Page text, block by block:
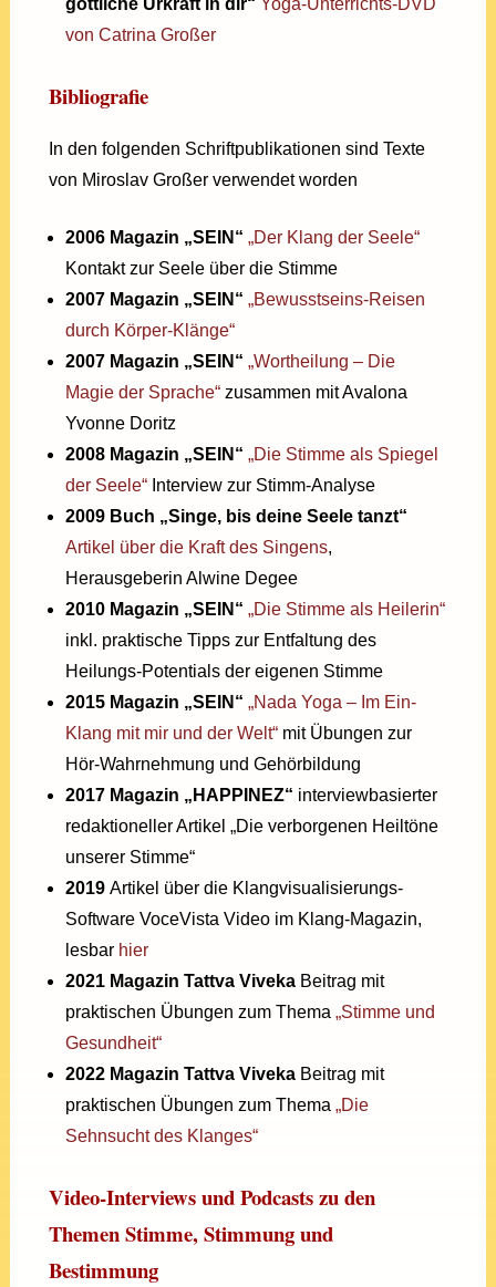
von Catrina Großer
Bibliografie
In den folgenden Schriftpublikationen sind Texte
von Miroslav Großer verwendet worden
2006 Magazin „SEIN“ „Der Klang der Seele“
Kontakt zur Seele über die Stimme
2007 Magazin „SEIN“ „Bewusstseins-Reisen
durch Körper-Klänge“
2007 Magazin „SEIN“ „Wortheilung – Die
Magie der Sprache“ zusammen mit Avalona
Yvonne Doritz
2008 Magazin „SEIN“ „Die Stimme als Spiegel
der Seele“ Interview zur Stimm-Analyse
2009 Buch „Singe, bis deine Seele tanzt“
Artikel über die Kraft des Singens,
Herausgeberin Alwine Degee
2010 Magazin „SEIN“ „Die Stimme als Heilerin“
inkl. praktische Tipps zur Entfaltung des
Heilungs-Potentials der eigenen Stimme
2015 Magazin „SEIN“ „Nada Yoga – Im Ein-
Klang mit mir und der Welt“ mit Übungen zur
Hör-Wahrnehmung und Gehörbildung
2017 Magazin „HAPPINEZ“ interviewbasierter
redaktioneller Artikel „Die verborgenen Heiltöne
unserer Stimme“
2019 Artikel über die Klangvisualisierungs-
Software VoceVista Video im Klang-Magazin,
lesbar hier
2021 Magazin Tattva Viveka Beitrag mit
praktischen Übungen zum Thema „Stimme und
Gesundheit“
2022 Magazin Tattva Viveka Beitrag mit
praktischen Übungen zum Thema „Die
Sehnsucht des Klanges“
Video-Interviews und Podcasts zu den
Themen Stimme, Stimmung und
Bestimmung